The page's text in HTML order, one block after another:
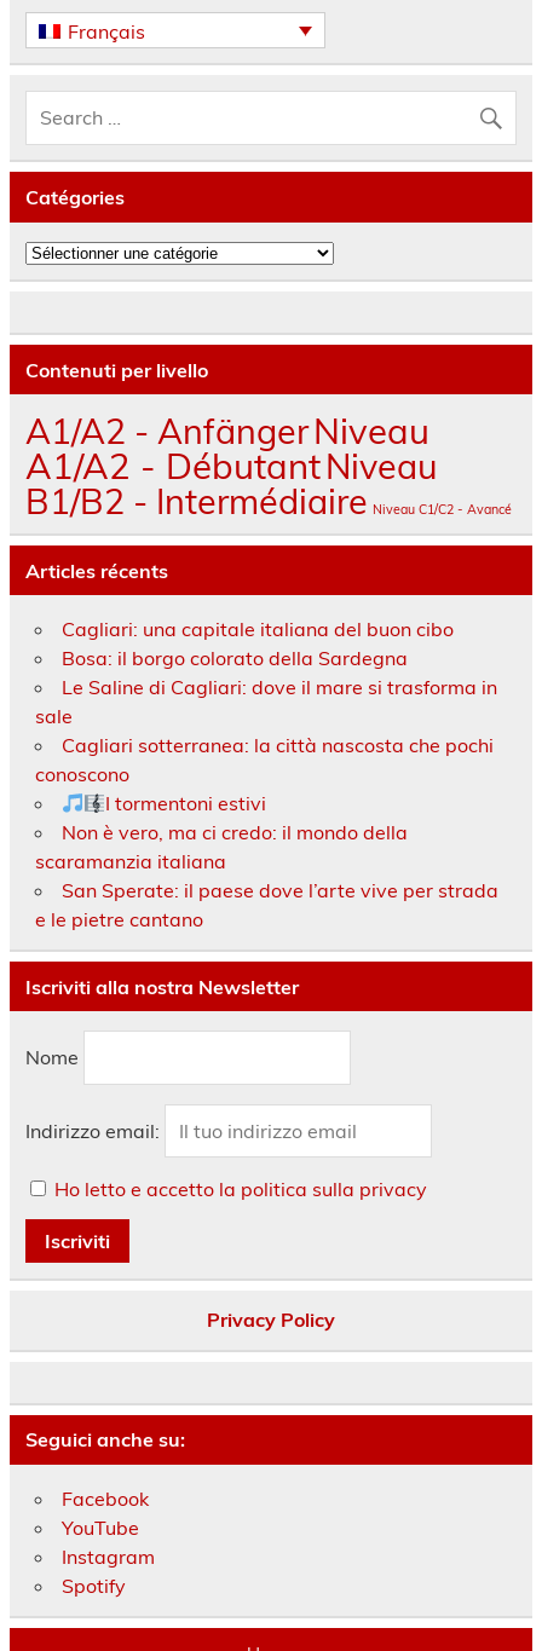
Français
Catégories
Catégories
Contenuti per livello
A1/A2 - AnfängerNiveau
A1/A2 - DébutantNiveau
B1/B2 - Intermédiaire Niveau C1/C2 - Avancé
Articles récents
Cagliari: una capitale italiana del buon cibo
Bosa: il borgo colorato della Sardegna
Le Saline di Cagliari: dove il mare si trasforma in
sale
Cagliari sotterranea: la città nascosta che pochi
conoscono
I tormentoni estivi
Non è vero, ma ci credo: il mondo della
scaramanzia italiana
San Sperate: il paese dove l’arte vive per strada
e le pietre cantano
Iscriviti alla nostra Newsletter
Nome
Indirizzo email:
Ho letto e accetto la politica sulla privacy
Privacy Policy
Seguici anche su:
Facebook
YouTube
Instagram
Spotify